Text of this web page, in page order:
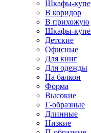
Шкафы-купе
В коридор
В прихожую
Шкафы-купе
Детские
Офисные
Для книг
Для одежды
На балкон
Форма
Высокие
Г-образные
Длинные
Низкие